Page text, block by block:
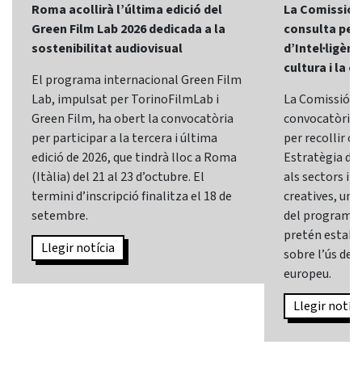
Roma acollirà l’última edició del
Green Film Lab 2026 dedicada a la
sostenibilitat audiovisual
El programa internacional Green Film
Lab, impulsat per TorinoFilmLab i
Green Film, ha obert la convocatòria
per participar a la tercera i última
edició de 2026, que tindrà lloc a Roma
(Itàlia) del 21 al 23 d’octubre. El
termini d’inscripció finalitza el 18 de
setembre.
Llegir notícia
La Comissió
consulta
cultura i la
La Comissió
convocatòria
per recollir
Estratègia
als sectors i
creatives,
del programa
pretén
sobre l’ús de
europeu.
Llegir